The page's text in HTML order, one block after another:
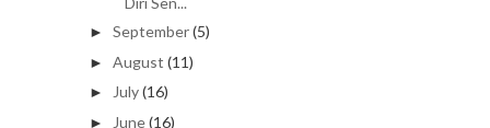
► September(5)
► August (11)
► July(16)
► June(16)